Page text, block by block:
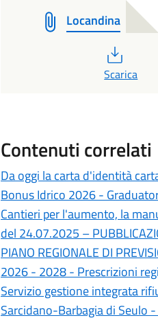
Locandina
PDF
Scarica
Contenuti correlati
Da oggi la carta d'identità
Bonus Idrico 2026 -
Cantieri per l'aumento, la
del 24.07.2025 –
PIANO REGIONALE DI
2026 - 2028 - Prescrizioni
Servizio gestione integrata
Sarcidano-Barbagia di Seulo